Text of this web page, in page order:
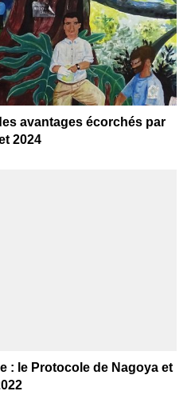
avantages écorchés par
2024
: le Protocole de Nagoya et